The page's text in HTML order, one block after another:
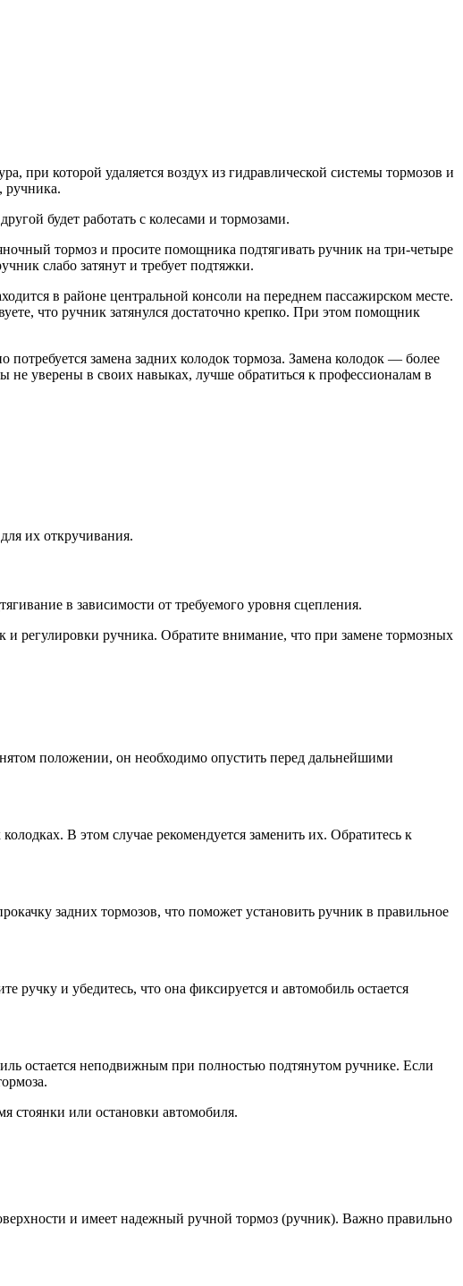
при которой удаляется воздух из гидравлической системы тормозов и
ручника.
будет работать с колесами и тормозами.
тормоз и просите помощника подтягивать ручник на три-четыре
слабо затянут и требует подтяжки.
в районе центральной консоли на переднем пассажирском месте.
что ручник затянулся достаточно крепко. При этом помощник
замена задних колодок тормоза. Замена колодок — более
не уверены в своих навыках, лучше обратиться к профессионалам в
их откручивания.
в зависимости от требуемого уровня сцепления.
регулировки ручника. Обратите внимание, что при замене тормозных
положении, он необходимо опустить перед дальнейшими
В этом случае рекомендуется заменить их. Обратитесь к
задних тормозов, что поможет установить ручник в правильное
ручку и убедитесь, что она фиксируется и автомобиль остается
остается неподвижным при полностью подтянутом ручнике. Если
стоянки или остановки автомобиля.
и имеет надежный ручной тормоз (ручник). Важно правильно